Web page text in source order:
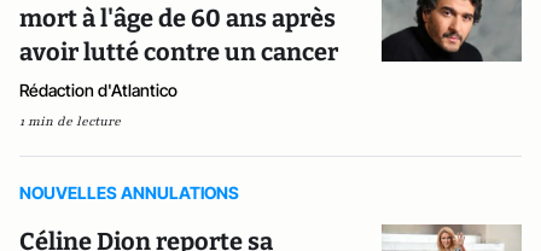
mort à l'âge de 60 ans après
avoir lutté contre un cancer
Rédaction d'Atlantico
1 min de lecture
NOUVELLES ANNULATIONS
Céline Dion reporte sa